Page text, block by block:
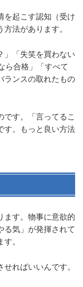
を起こす認知（受け
法があります。
」「失笑を買わない
ら合格」「すべて
ランスの取れたもの
です。「言ってるこ
す。もっと良い方法
ます。物事に意欲的
る気」が発揮されて
。
せればいいんです。